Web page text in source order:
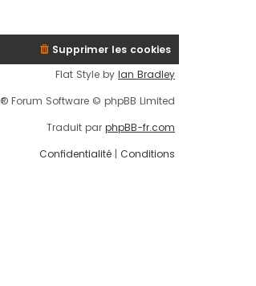
m
e
s
s
g
Supprimer les cookies
Flat Style by Ian Bradley
® Forum Software © phpBB Limited
Traduit par phpBB-fr.com
Confidentialité | Conditions